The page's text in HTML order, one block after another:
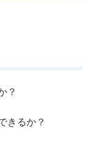
？
きるか？